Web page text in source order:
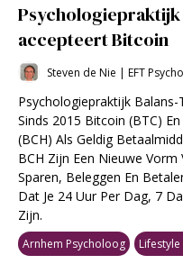
Psychologiepraktijk
accepteert Bitcoin
Steven de Nie | EFT
Psychologiepraktijk
Sinds 2015 Bitcoin (BTC)
(BCH) Als Geldig
BCH Zijn Een Nieuwe
Sparen, Beleggen En
Dat Je 24 Uur Per Dag, 7
Zijn.
Arnhem Psycholoog